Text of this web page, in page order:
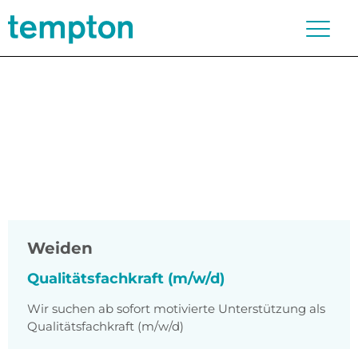
Weiden
Qualitätsfachkraft (m/w/d)
Wir suchen ab sofort motivierte Unterstützung als
Qualitätsfachkraft (m/w/d)